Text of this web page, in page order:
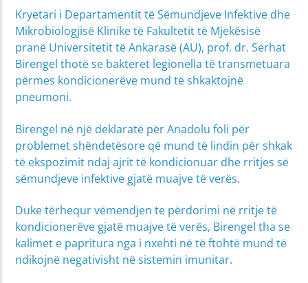
Kryetari i Departamentit të Sëmundjeve Infektive dhe
Mikrobiologjisë Klinike të Fakultetit të Mjekësisë
pranë Universitetit të Ankarasë (AU), prof. dr. Serhat
Birengel thotë se bakteret legionella të transmetuara
përmes kondicionerëve mund të shkaktojnë
pneumoni.
Birengel në një deklaratë për Anadolu foli për
problemet shëndetësore që mund të lindin për shkak
të ekspozimit ndaj ajrit të kondicionuar dhe rritjes së
sëmundjeve infektive gjatë muajve të verës.
Duke tërhequr vëmendjen te përdorimi në rritje të
kondicionerëve gjatë muajve të verës, Birengel tha se
kalimet e papritura nga i nxehti në të ftohtë mund të
ndikojnë negativisht në sistemin imunitar.